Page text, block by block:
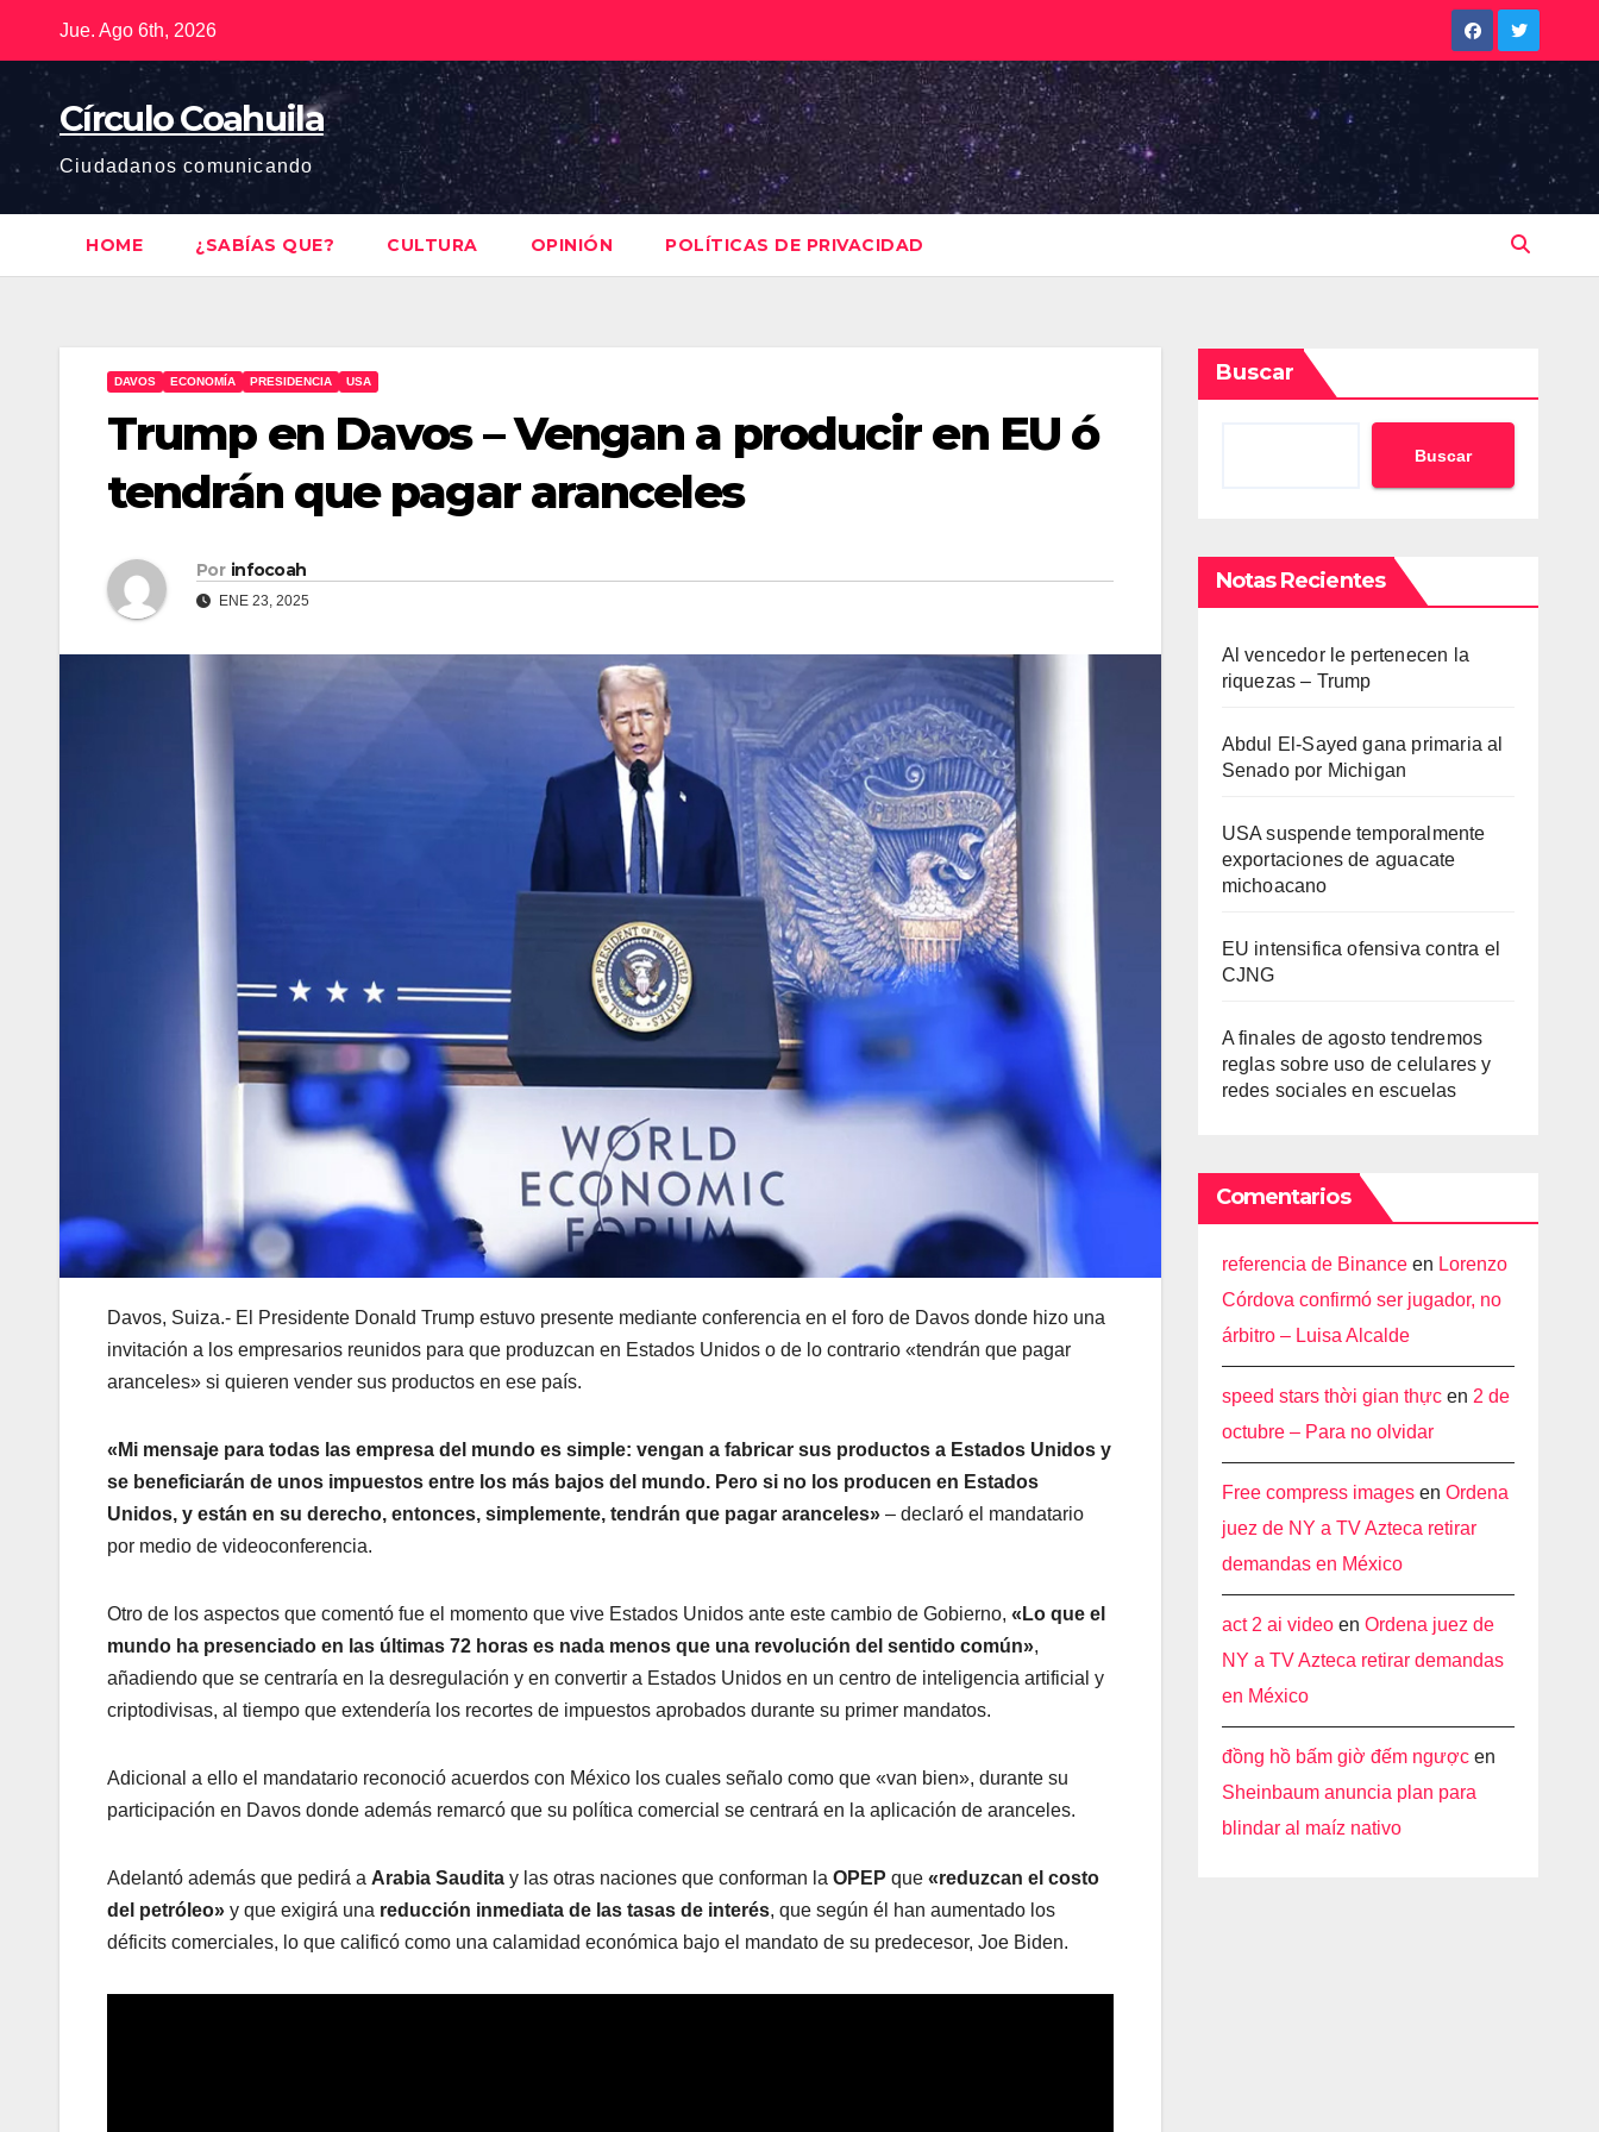
Jue. Ago 6th, 2026
Círculo Coahuila
Ciudadanos comunicando
HOME ¿SABÍAS QUE? CULTURA OPINIÓN POLÍTICAS DE PRIVACIDAD
DAVOS ECONOMÍA PRESIDENCIA USA
Trump en Davos – Vengan a producir en EU ó
tendrán que pagar aranceles
Por infocoah
ENE 23, 2025
Davos, Suiza.- El Presidente Donald Trump estuvo presente mediante conferencia en el foro de Davos donde hizo una
invitación a los empresarios reunidos para que produzcan en Estados Unidos o de lo contrario «tendrán que pagar
aranceles» si quieren vender sus productos en ese país.
«Mi mensaje para todas las empresa del mundo es simple: vengan a fabricar sus productos a Estados Unidos y
se beneficiarán de unos impuestos entre los más bajos del mundo. Pero si no los producen en Estados
Unidos, y están en su derecho, entonces, simplemente, tendrán que pagar aranceles» – declaró el mandatario
por medio de videoconferencia.
Otro de los aspectos que comentó fue el momento que vive Estados Unidos ante este cambio de Gobierno, «Lo que el
mundo ha presenciado en las últimas 72 horas es nada menos que una revolución del sentido común»,
añadiendo que se centraría en la desregulación y en convertir a Estados Unidos en un centro de inteligencia artificial y
criptodivisas, al tiempo que extendería los recortes de impuestos aprobados durante su primer mandatos.
Adicional a ello el mandatario reconoció acuerdos con México los cuales señalo como que «van bien», durante su
participación en Davos donde además remarcó que su política comercial se centrará en la aplicación de aranceles.
Adelantó además que pedirá a Arabia Saudita y las otras naciones que conforman la OPEP que «reduzcan el costo
del petróleo» y que exigirá una reducción inmediata de las tasas de interés, que según él han aumentado los
déficits comerciales, lo que calificó como una calamidad económica bajo el mandato de su predecesor, Joe Biden.
Buscar
Buscar
Notas Recientes
Al vencedor le pertenecen la
riquezas – Trump
Abdul El-Sayed gana primaria al
Senado por Michigan
USA suspende temporalmente
exportaciones de aguacate
michoacano
EU intensifica ofensiva contra el
CJNG
A finales de agosto tendremos
reglas sobre uso de celulares y
redes sociales en escuelas
Comentarios
referencia de Binanceen Lorenzo
Córdova confirmó ser jugador, no
árbitro – Luisa Alcalde
speed stars thời gian thựcen 2 de
octubre – Para no olvidar
Free compress imagesen Ordena
juez de NY a TV Azteca retirar
demandas en México
act 2 ai videoen Ordena juez de
NY a TV Azteca retirar demandas
en México
đồng hồ bấm giờ đếm ngượcen
Sheinbaum anuncia plan para
blindar al maíz nativo